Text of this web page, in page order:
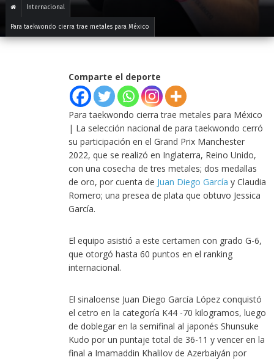
Internacional
Para taekwondo cierra trae metales para México
Comparte el deporte
Para taekwondo cierra trae metales para México
| La selección nacional de para taekwondo cerró
su participación en el Grand Prix Manchester
2022, que se realizó en Inglaterra, Reino Unido,
con una cosecha de tres metales; dos medallas
de oro, por cuenta de Juan Diego García y Claudia
Romero; una presea de plata que obtuvo Jessica
García.
El equipo asistió a este certamen con grado G-6,
que otorgó hasta 60 puntos en el ranking
internacional.
El sinaloense Juan Diego García López conquistó
el cetro en la categoría K44 -70 kilogramos, luego
de doblegar en la semifinal al japonés Shunsuke
Kudo por un puntaje total de 36-11 y vencer en la
final a Imamaddin Khalilov de Azerbaiyán por